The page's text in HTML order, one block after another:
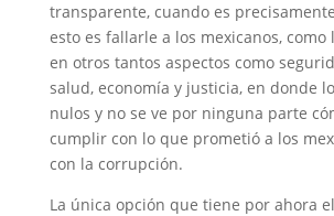
transparente, cuando es
esto es fallarle a los mexicanos, como
en otros tantos aspectos como
salud, economía y justicia, en donde
nulos y no se ve por ninguna parte
cumplir con lo que prometió a los
con la corrupción.
La única opción que tiene por ahora